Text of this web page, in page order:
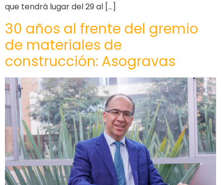
que tendrá lugar del 29 al […]
30 años al frente del gremio
de materiales de
construcción: Asogravas